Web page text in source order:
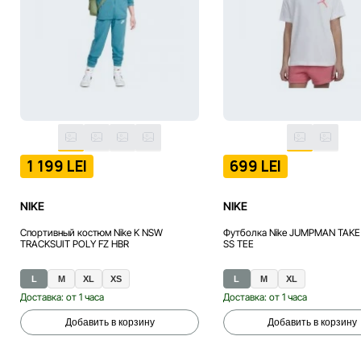
1 199 LEI
NIKE
Спортивный костюм Nike K NSW
TRACKSUIT POLY FZ HBR
L M XL XS
Доставка: от 1 часа
Добавить в корзину
699 LEI
NIKE
Футболка Nike JUMPMAN TAKE
SS TEE
L M XL
Доставка: от 1 часа
Добавить в корзину